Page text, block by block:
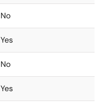
No
Yes
No
Yes